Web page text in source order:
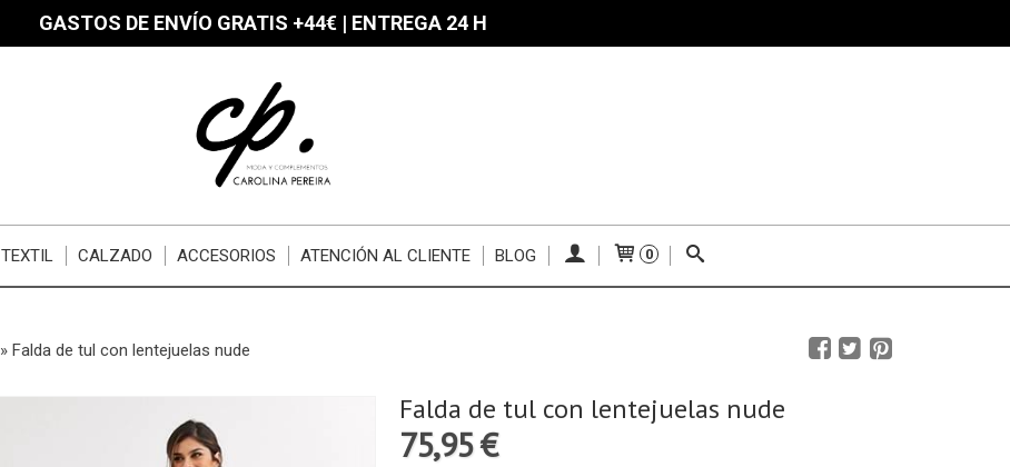
GASTOS DE ENVÍO GRATIS +44€ | ENTREGA 24 H
TEXTIL CALZADO ACCESORIOS ATENCIÓN AL CLIENTE BLOG 0
» Falda de tul con lentejuelas nude
Falda de tul con lentejuelas nude
75,95 €